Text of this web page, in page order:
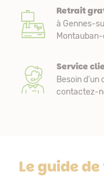
Retrait
à Gennes-
Service
Besoin d’un
contactez-
Le guide